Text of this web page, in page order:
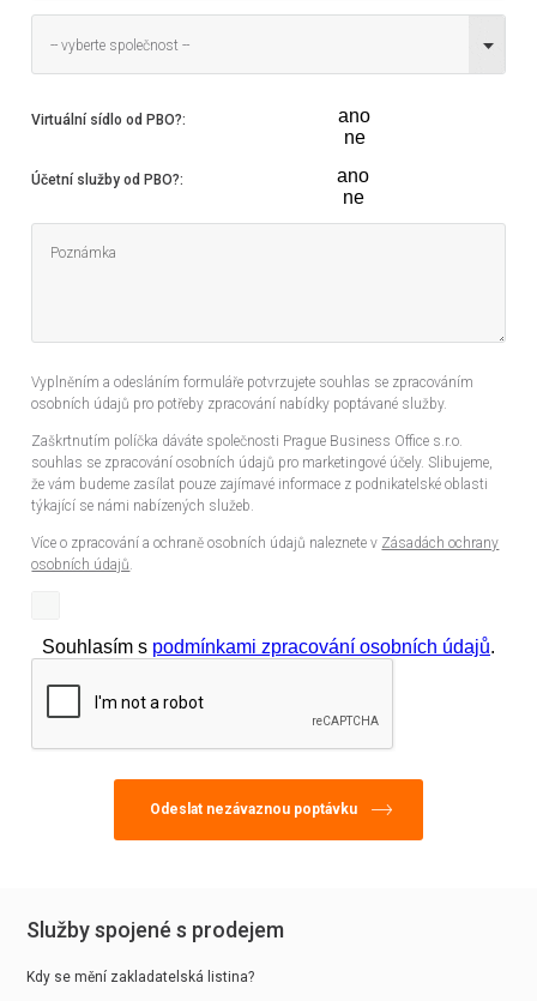
-- vyberte společnost --
Virtuální sídlo od PBO?:
ano
ne
Účetní služby od PBO?:
ano
ne
Vyplněním a odesláním formuláře potvrzujete souhlas se zpracováním
osobních údajů pro potřeby zpracování nabídky poptávané služby.
Zaškrtnutím políčka dáváte společnosti Prague Business Office s.r.o.
souhlas se zpracování osobních údajů pro marketingové účely. Slibujeme,
že vám budeme zasílat pouze zajímavé informace z podnikatelské oblasti
týkající se námi nabízených služeb.
Více o zpracování a ochraně osobních údajů naleznete v Zásadách ochrany
osobních údajů.
Souhlasím s podmínkami zpracování osobních údajů.
Služby spojené s prodejem
Kdy se mění zakladatelská listina?